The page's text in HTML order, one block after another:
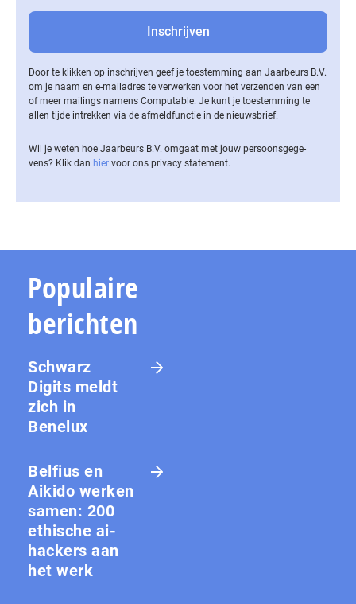
Door te klikken op inschrijven geef je toestemming aan Jaarbeurs B.V.
om je naam en e-mailadres te verwerken voor het verzenden van een
of meer mailings namens Computable. Je kunt je toestemming te
allen tijde intrekken via de af­meld­func­tie in de nieuwsbrief.
Wil je weten hoe Jaarbeurs B.V. omgaat met jouw per­soons­ge­ge­
vens? Klik dan hier voor ons privacy statement.
Populaire
berichten
Schwarz
Digits meldt
zich in
Benelux
Belfius en
Aikido werken
samen: 200
ethische ai-
hackers aan
het werk